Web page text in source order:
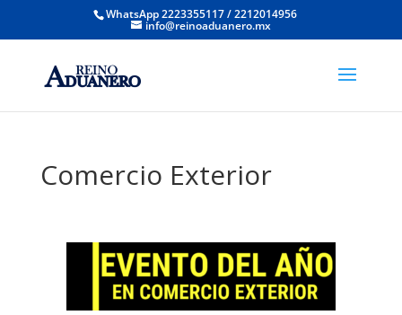
WhatsApp 2223355117 / 2212014956
info@reinoaduanero.mx
Comercio Exterior